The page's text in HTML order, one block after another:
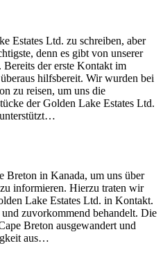
Estates Ltd. zu schreiben, aber
denn es gibt von unserer
Bereits der erste Kontakt im
hilfsbereit. Wir wurden bei
zu reisen, um uns die
der Golden Lake Estates Ltd.
Breton in Kanada, um uns über
informieren. Hierzu traten wir
Lake Estates Ltd. in Kontakt.
zuvorkommend behandelt. Die
Breton ausgewandert und
aus…